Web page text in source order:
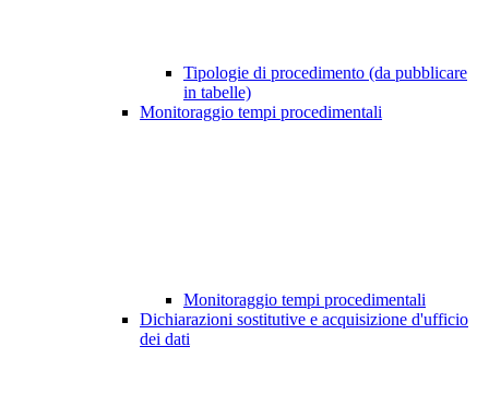
Tipologie di procedimento (da pubblicare
in tabelle)
Monitoraggio tempi procedimentali
Monitoraggio tempi procedimentali
Dichiarazioni sostitutive e acquisizione d'ufficio
dei dati